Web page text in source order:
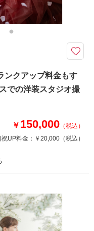
し 和装小物ランクアップ料
な期間。毎年ご予約が早く
ションです。
浮田家・大岩山日石寺など富
旬〜11月中旬のわずか2週
、衣装・和装小物ランクア
を確認する
ンクアップ料金もす
での洋装スタジオ撮
￥ 150,000 （税込）
祝UP料金： ￥20,000 （税込）
新郎衣装1着
小物一式
台紙付写真